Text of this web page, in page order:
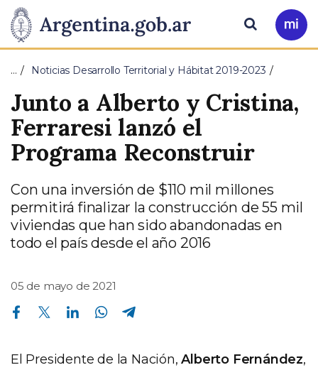
Presidencia
de
la
Nación
Pasar al contenido principal
Ir
a
Buscar
… Noticias Desarrollo Territorial y Hábitat 2019-2023
Junto a Alberto y Cristina,
Ferraresi lanzó el
Programa Reconstruir
Con una inversión de $110 mil millones
permitirá finalizar la construcción de 55 mil
viviendas que han sido abandonadas en
todo el país desde el año 2016
05 de mayo de 2021
Compartir en Facebook Compartir en Twitter Compartir en Linkedin Compartir en Whatsapp
El Presidente de la Nación,Alberto Fernández,